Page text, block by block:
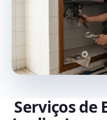
Serviços de